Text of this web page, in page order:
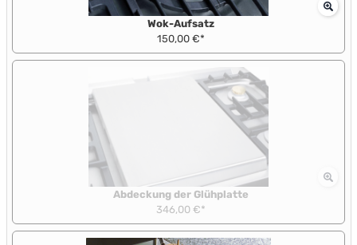
Wok-Aufsatz
150,00 €*
Abdeckung der Glühplatte
346,00 €*